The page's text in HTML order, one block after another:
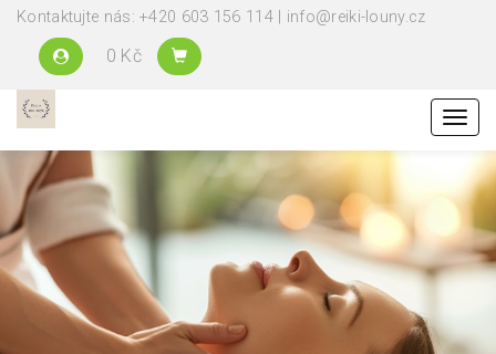
Kontaktujte nás: +420 603 156 114 | info@reiki-louny.cz
0 Kč
Menu